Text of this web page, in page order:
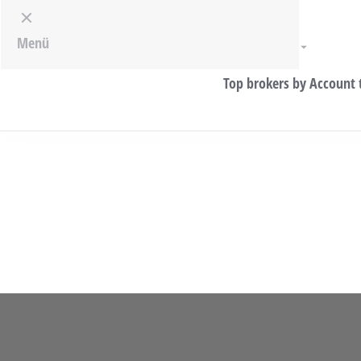
Top brokers by Account
Menu
Menü